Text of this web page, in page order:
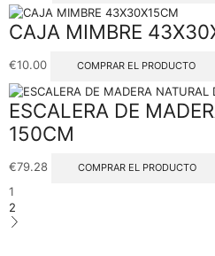
CAJA MIMBRE
€10.00 COMPRAR EL PRODUCTO
ESCALERA DE
150CM
€79.28 COMPRAR EL PRODUCTO
1
2